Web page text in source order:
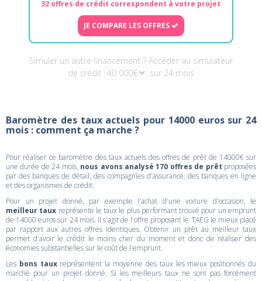
32 offres de crédit correspondent à votre projet
JE COMPARE LES OFFRES
Simuler un autre financement ? Accéder au simulateur
de crédit
sur 24 mois
Baromètre des taux actuels pour 14000 euros sur 24
mois : comment ça marche ?
Pour réaliser ce baromètre des taux actuels des offres de prêt de 14000€ sur
une durée de 24 mois, nous avons analysé 170 offres de prêt proposées
par des banques de détail, des compagnies d'assurance, des banques en ligne
et des organismes de crédit.
Pour un projet donné, par exemple l'achat d'une voiture d'occasion, le
meilleur taux représente le taux le plus performant trouvé pour un emprunt
de 14000 euros sur 24 mois. Il s'agit de l'offre proposant le TAEG le mieux placé
par rapport aux autres offres identiques. Obtenir un prêt au meilleur taux
permet d'avoir le crédit le moins cher du moment et donc de réaliser des
économies substantielles sur le coût de l'emprunt.
Les bons tauxreprésentent la moyenne des taux les mieux positionnés du
marché pour un projet donné. Si les meilleurs taux ne sont pas forcément